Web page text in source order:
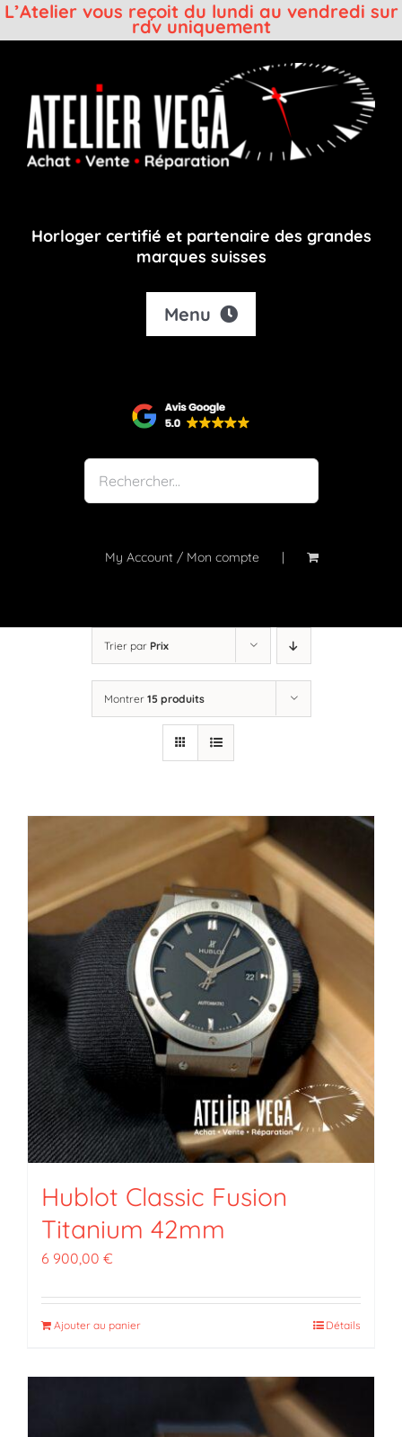
L’Atelier vous reçoit du lundi au vendredi sur
rdv uniquement
contenu
Horloger certifié et partenaire des grandes
marques suisses
Menu
Shop
Notre atelier
À propos
Blog
My Account / Mon compte
Trier par Prix
Montrer 15 produits
Hublot Classic Fusion
Titanium 42mm
6 900,00 €
Ajouter au panier Détails